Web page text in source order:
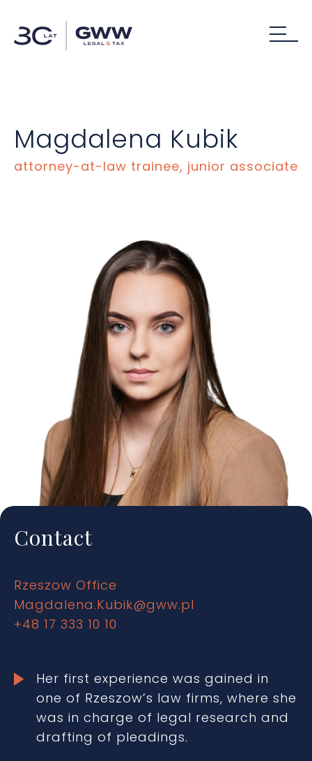
Magdalena Kubik
attorney-at-law trainee, junior associate
Contact
Rzeszow Office
Magdalena.Kubik@gww.pl
+48 17 333 10 10
Her first experience was gained in
one of Rzeszow’s law firms, where she
was in charge of legal research and
drafting of pleadings.